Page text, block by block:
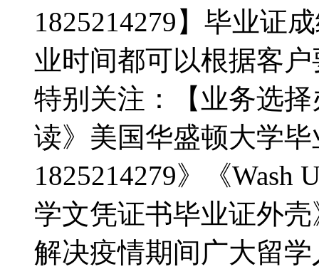
1825214279】毕业证
业时间都可以根据客
特别关注：【业务选
读》美国华盛顿大学
1825214279》《Wash
学文凭证书毕业证外
解决疫情期间广大留